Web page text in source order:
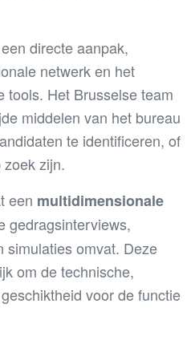
directe aanpak,
netwerk en het
tools. Het Brusselse team
middelen van het bureau
te identificeren, of
zijn.
een multidimensionale
gedragsinterviews,
simulaties omvat. Deze
om de technische,
voor de functie